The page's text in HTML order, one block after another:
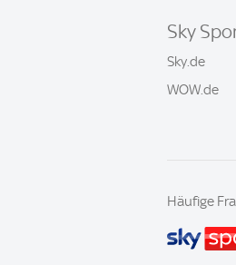
Sky
Sky.de
WOW.de
Häufige